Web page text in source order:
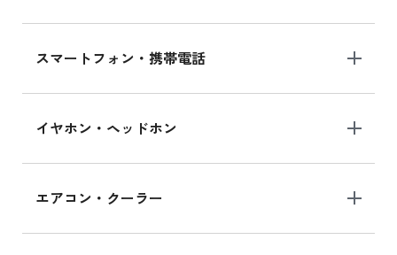
スマートフォン・携帯電話
イヤホン・ヘッドホン
エアコン・クーラー